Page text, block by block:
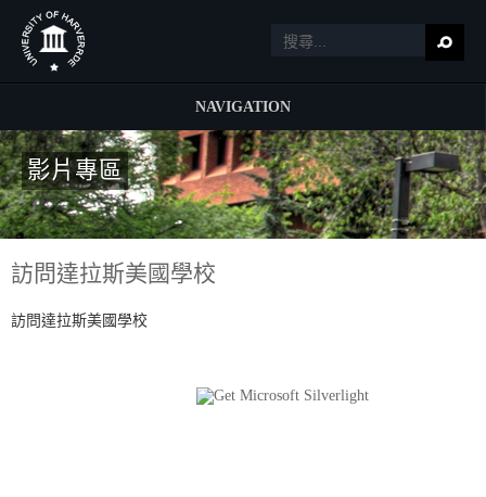
NAVIGATION
影片專區
訪問達拉斯美國學校
訪問達拉斯美國學校